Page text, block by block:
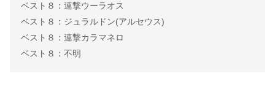
ベスト８：連撃ウーラオス
ベスト８：ジュラルドン(アルセウス)
ベスト８：連撃カラマネロ
ベスト８：不明